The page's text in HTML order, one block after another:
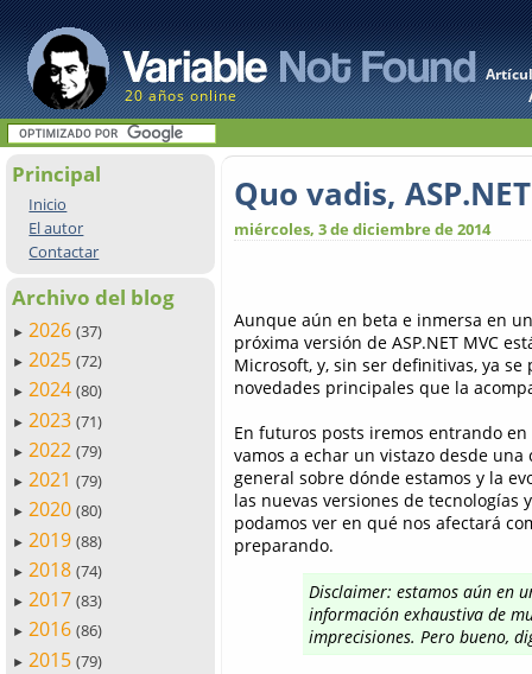
20 años online
Principal
Inicio
El autor
Contactar
Archivo del blog
► 2026 (37)
► 2025 (72)
► 2024 (80)
► 2023 (71)
► 2022 (79)
► 2021 (79)
► 2020 (80)
► 2019 (88)
► 2018 (74)
► 2017 (83)
► 2016 (86)
► 2015 (79)
Quo vadis,
miércoles, 3 de diciembre de 2014
Aunque aún en beta e inmersa en
próxima versión de ASP.NET MVC
Microsoft, y, sin ser definitivas, ya
novedades principales que la
En futuros posts iremos entrando
vamos a echar un vistazo desde
general sobre dónde estamos y la
las nuevas versiones de tecnologías
podamos ver en qué nos afectará
preparando.
Disclaimer: estamos aún en
información exhaustiva de
imprecisiones. Pero bueno,